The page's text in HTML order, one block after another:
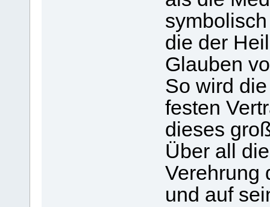
die der
Glauben
So wird
festen
dieses
Über all
Verehrung
und auf